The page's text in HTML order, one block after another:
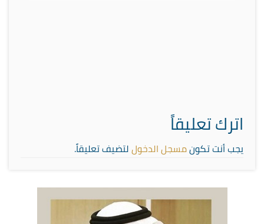
اترك تعليقاً
يجب أنت تكونمسجل الدخوللتضيف تعليقاً.